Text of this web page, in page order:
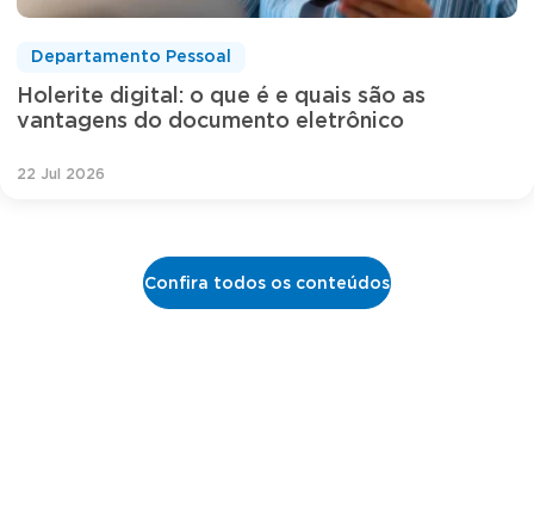
Holerite digital: o que é e quais são as
vantagens do documento eletrônico
Departamento Pessoal
22 Jul 2026
Confira todos os conteúdos